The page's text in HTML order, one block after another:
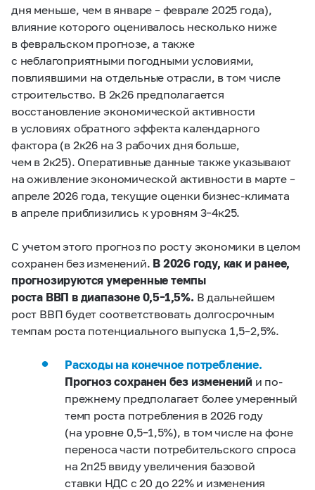
дня меньше, чем в январе – феврале 2025 года),
влияние которого оценивалось несколько ниже
в февральском прогнозе, а также
с неблагоприятными погодными условиями,
повлиявшими на отдельные отрасли, в том числе
строительство. В 2к26 предполагается
восстановление экономической активности
в условиях обратного эффекта календарного
фактора (в 2к26 на 3 рабочих дня больше,
чем в 2к25). Оперативные данные также указывают
на оживление экономической активности в марте –
апреле 2026 года, текущие оценки бизнес-климата
в апреле приблизились к уровням 3–4к25.
С учетом этого прогноз по росту экономики в целом
сохранен без изменений. В 2026 году, как и ранее,
прогнозируются умеренные темпы
роста ВВП в диапазоне 0,5–1,5%. В дальнейшем
рост ВВП будет соответствовать долгосрочным
темпам роста потенциального выпуска 1,5–2,5%.
Расходы на конечное потребление.
Прогноз сохранен без изменений и по-
прежнему предполагает более умеренный
темп роста потребления в 2026 году
(на уровне 0,5–1,5%), в том числе на фоне
переноса части потребительского спроса
на 2п25 ввиду увеличения базовой
ставки НДС с 20 до 22% и изменения